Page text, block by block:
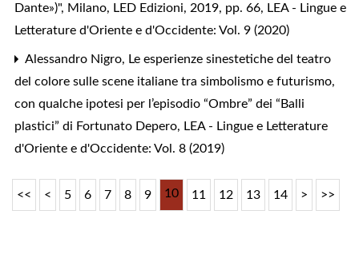
Dante»)", Milano, LED Edizioni, 2019, pp. 66, LEA - Lingue e
Letterature d'Oriente e d'Occidente: Vol. 9 (2020)
Alessandro Nigro, Le esperienze sinestetiche del teatro
del colore sulle scene italiane tra simbolismo e futurismo,
con qualche ipotesi per l’episodio “Ombre” dei “Balli
plastici” di Fortunato Depero, LEA - Lingue e Letterature
d'Oriente e d'Occidente: Vol. 8 (2019)
<< < 5 6 7 8 9 10 11 12 13 14 > >>